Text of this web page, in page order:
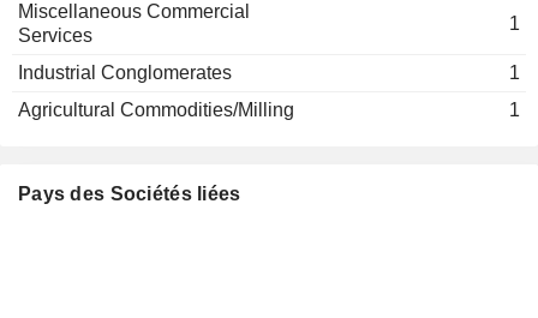
Miscellaneous Commercial
Services
1
Industrial Conglomerates
1
Agricultural Commodities/Milling
1
Pays des Sociétés liées